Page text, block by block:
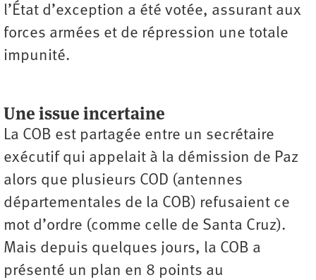
l’État d’exception a été votée, assurant aux
forces armées et de répression une totale
impunité.
Une issue incertaine
La COB est partagée entre un secrétaire
exécutif qui appelait à la démission de Paz
alors que plusieurs COD (antennes
départementales de la COB) refusaient ce
mot d’ordre (comme celle de Santa Cruz).
Mais depuis quelques jours, la COB a
présenté un plan en 8 points au